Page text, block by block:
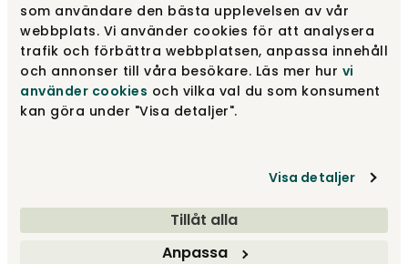
som användare den bästa upplevelsen av vår
webbplats. Vi använder cookies för att analysera
trafik och förbättra webbplatsen, anpassa innehåll
och annonser till våra besökare. Läs mer hur vi
använder cookies och vilka val du som konsument
kan göra under "Visa detaljer".
Visa detaljer
Tillåt alla
Anpassa
281 Avella Pine Green 14 990 kr
19 950 kr
300 Weda Sand
Gör dina val